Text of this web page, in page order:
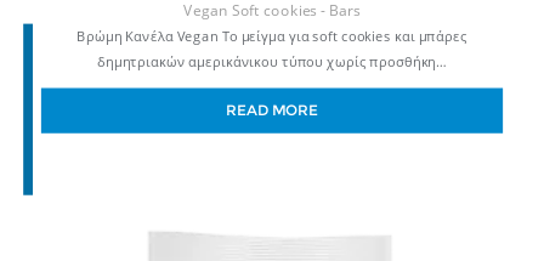
Vegan Soft cookies - Bars
Βρώμη Κανέλα Vegan Το μείγμα για soft cookies και μπάρες
δημητριακών αμερικάνικου τύπου χωρίς προσθήκη…
READ MORE